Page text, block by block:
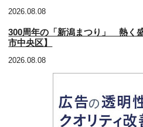
2026.08.08
300周年の「新潟まつり」 熱く
市中央区】
2026.08.08